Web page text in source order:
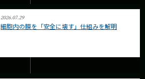
2026.07.29
細胞内の膜を「安全に壊す」仕組みを解明